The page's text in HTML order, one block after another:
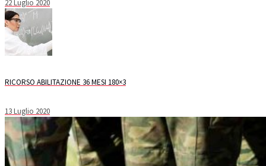
22 Luglio 2020
RICORSO ABILITAZIONE 36 MESI 180×3
13 Luglio 2020